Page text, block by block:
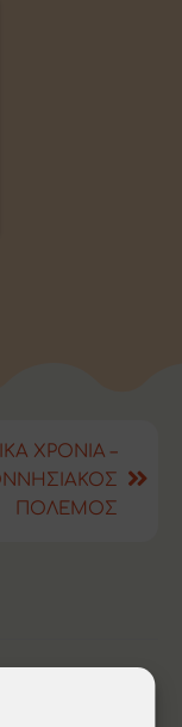
ΧΡΟΝΙΑ –
ΠΟΛΕΜΟΣ